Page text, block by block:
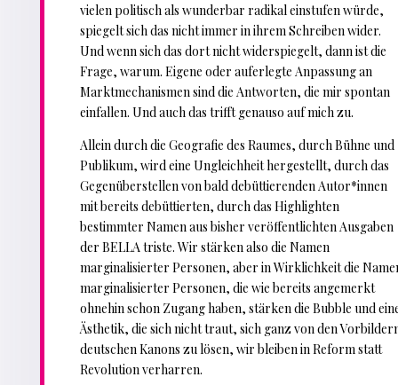
vielen politisch als wunderbar radikal einstufen würde,
spiegelt sich das nicht immer in ihrem Schreiben wider.
Und wenn sich das dort nicht widerspiegelt, dann ist die
Frage, warum. Eigene oder auferlegte Anpassung an
Marktmechanismen sind die Antworten, die mir spontan
einfallen. Und auch das trifft genauso auf mich zu.
Allein durch die Geografie des Raumes, durch Bühne und
Publikum, wird eine Ungleichheit hergestellt, durch das
Gegenüberstellen von bald debüttierenden Autor*innen
mit bereits debüttierten, durch das Highlighten
bestimmter Namen aus bisher veröffentlichten Ausgaben
der BELLA triste. Wir stärken also die Namen
marginalisierter Personen, aber in Wirklichkeit die
marginalisierter Personen, die wie bereits angemerkt
ohnehin schon Zugang haben, stärken die Bubble und
Ästhetik, die sich nicht traut, sich ganz von den
deutschen Kanons zu lösen, wir bleiben in Reform statt
Revolution verharren.